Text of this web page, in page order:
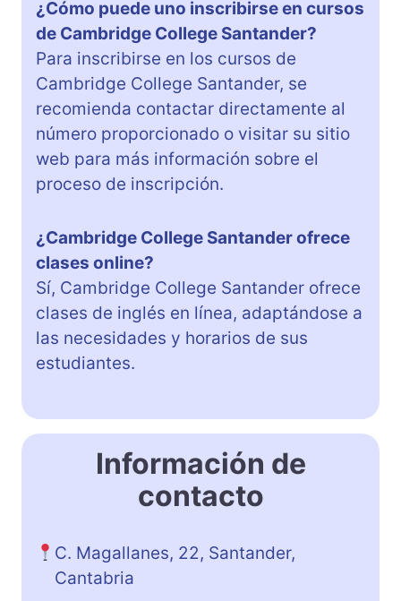
¿Cómo puede uno inscribirse en cursos
de Cambridge College Santander?
Para inscribirse en los cursos de
Cambridge College Santander, se
recomienda contactar directamente al
número proporcionado o visitar su sitio
web para más información sobre el
proceso de inscripción.
¿Cambridge College Santander ofrece
clases online?
Sí, Cambridge College Santander ofrece
clases de inglés en línea, adaptándose a
las necesidades y horarios de sus
estudiantes.
Información de
contacto
C. Magallanes, 22, Santander,
Cantabria